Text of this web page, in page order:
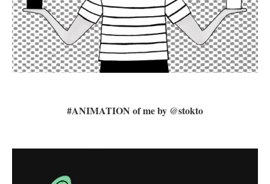
#ANIMATION of me by @stokto